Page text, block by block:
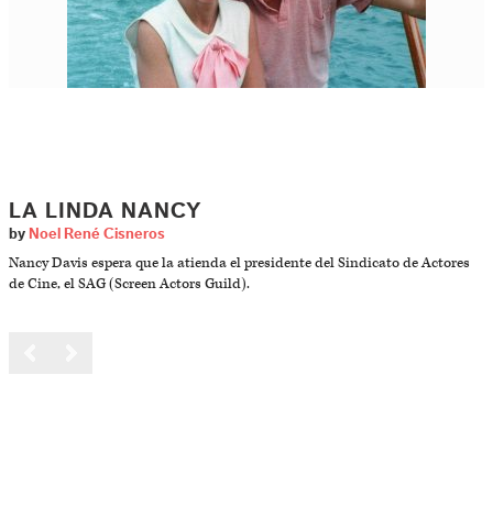
LA LINDA NANCY
by Noel René Cisneros
Nancy Davis espera que la atienda el presidente del Sindicato de Actores
de Cine, el SAG (Screen Actors Guild).